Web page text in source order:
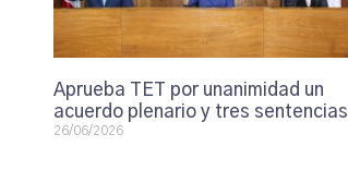
Aprueba TET por unanimidad un
acuerdo plenario y tres sentencias
26/06/2026